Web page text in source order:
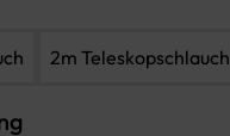
2m Teleskopschlauch